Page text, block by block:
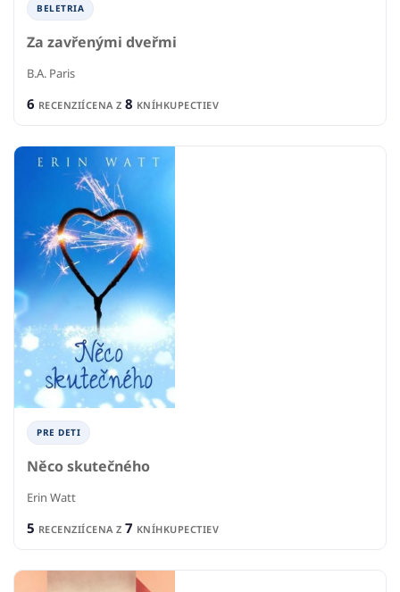
BELETRIA
Za zavřenými dveřmi
B.A. Paris
6 RECENZIÍCENA Z 8 KNÍHKUPECTIEV
PRE DETI
Něco skutečného
Erin Watt
5 RECENZIÍCENA Z 7 KNÍHKUPECTIEV